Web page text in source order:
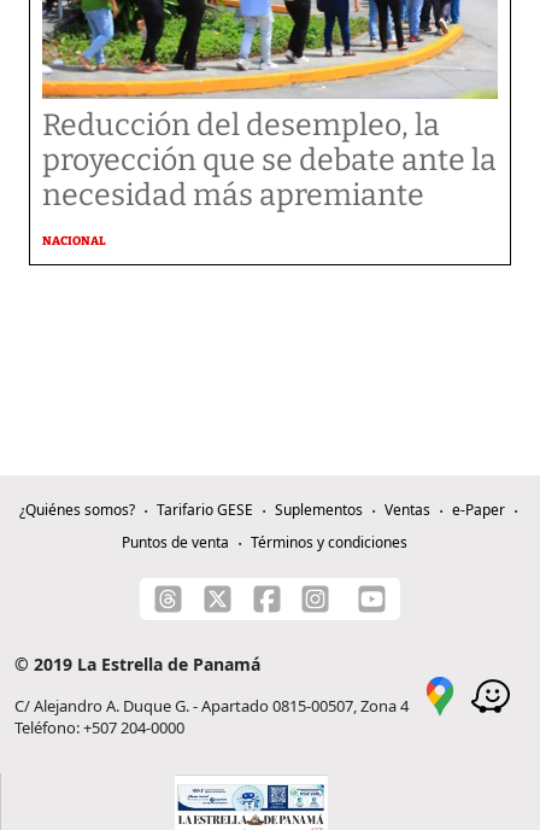
Reducción del desempleo, la
proyección que se debate ante la
necesidad más apremiante
NACIONAL
¿Quiénes somos? Tarifario GESE Suplementos Ventas
e-Paper
Puntos de venta
Términos y condiciones
© 2019 La Estrella de Panamá
C/ Alejandro A. Duque G. - Apartado 0815-00507, Zona 4
Teléfono: +507 204-0000